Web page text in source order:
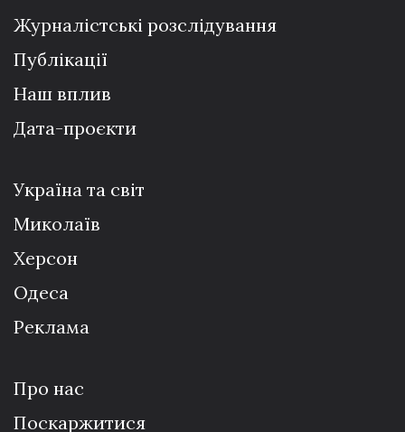
Журналістські розслідування
Публікації
Наш вплив
Дата-проєкти
Україна та світ
Миколаїв
Херсон
Одеса
Реклама
Про нас
Поскаржитися